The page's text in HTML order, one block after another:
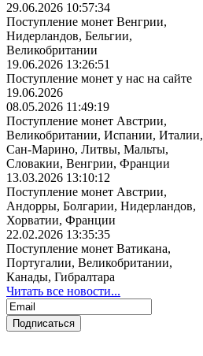
29.06.2026 10:57:34
Поступление монет Венгрии,
Нидерландов, Бельгии,
Великобритании
19.06.2026 13:26:51
Поступление монет у нас на сайте
19.06.2026
08.05.2026 11:49:19
Поступление монет Австрии,
Великобритании, Испании, Италии,
Сан-Марино, Литвы, Мальты,
Словакии, Венгрии, Франции
13.03.2026 13:10:12
Поступление монет Австрии,
Андорры, Болгарии, Нидерландов,
Хорватии, Франции
22.02.2026 13:35:35
Поступление монет Ватикана,
Португалии, Великобритании,
Канады, Гибралтара
Читать все новости...